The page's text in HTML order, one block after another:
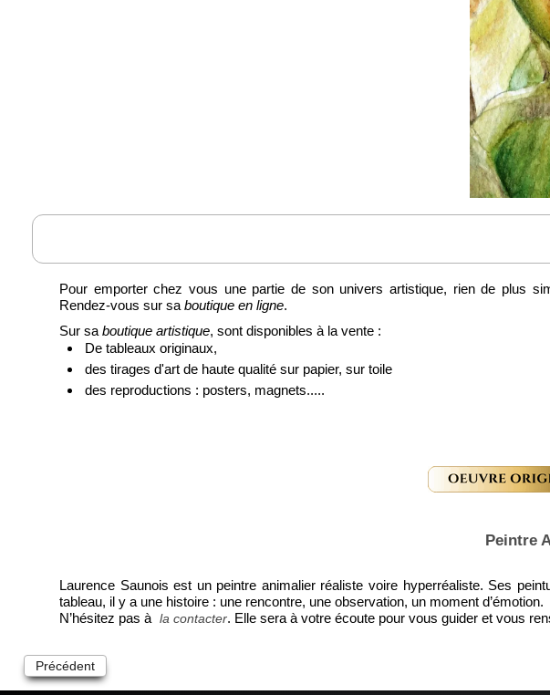
Pour emporter chez vous une partie de son univers artistique, rien de plus
Rendez-vous sur sa boutique en ligne.
Sur sa boutique artistique, sont disponibles à la vente :
De tableaux originaux,
des tirages d'art de haute qualité sur papier, sur toile
des reproductions : posters, magnets.....
Peintre
Laurence Saunois est un peintre animalier réaliste voire hyperréaliste. Ses
tableau, il y a une histoire : une rencontre, une observation, un moment d’émotion.
N’hésitez pas à la contacter. Elle sera à votre écoute pour vous guider et vous
Précédent